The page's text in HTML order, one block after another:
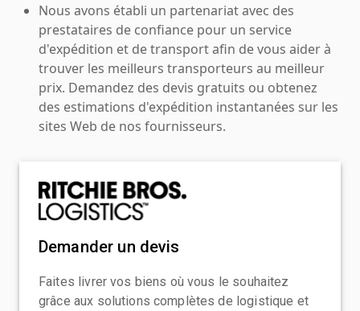
Nous avons établi un partenariat avec des
prestataires de confiance pour un service
d'expédition et de transport afin de vous aider à
trouver les meilleurs transporteurs au meilleur
prix. Demandez des devis gratuits ou obtenez
des estimations d'expédition instantanées sur les
sites Web de nos fournisseurs.
Demander un devis
Faites livrer vos biens où vous le souhaitez
grâce aux solutions complètes de logistique et